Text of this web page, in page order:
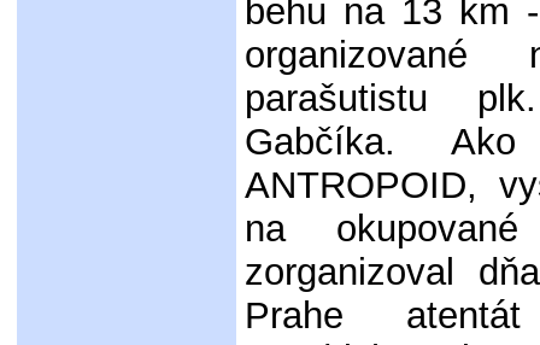
behu na 13 km
parašutistu
Gabčíka.
ANTROPOID,
na
zorganizoval
Prahe